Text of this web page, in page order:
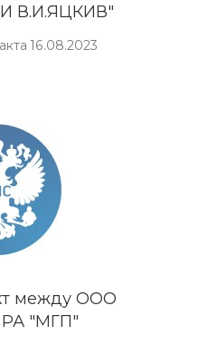
В.И.ЯЦКИВ"
16.08.2023
между ООО
"МГП"